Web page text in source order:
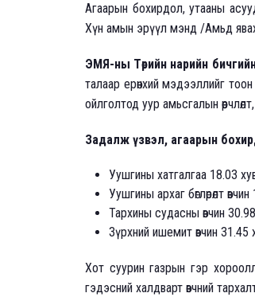
Агаарын бохирдол, утааны
Хүн амын эрүүл мэнд /Амьд
ЭМЯ-ны Төрийн нарийн
талаар ерөнхий мэдээллийг
ойлголтод уур амьсгалын
Задалж үзвэл, агаарын
Уушгины хатгалгаа 18.03
Уушгины архаг бөглөрөлт
Тархины судасны өвчин
Зүрхний ишемит өвчин 31.45
Хот суурин газрын гэр
гэдэсний халдварт өвчний